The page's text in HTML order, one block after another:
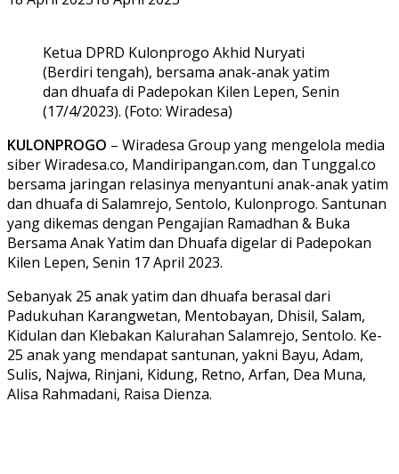
Ketua DPRD Kulonprogo Akhid Nuryati
(Berdiri tengah), bersama anak-anak yatim
dan dhuafa di Padepokan Kilen Lepen, Senin
(17/4/2023). (Foto: Wiradesa)
KULONPROGO – Wiradesa Group yang mengelola media
siber Wiradesa.co, Mandiripangan.com, dan Tunggal.co
bersama jaringan relasinya menyantuni anak-anak yatim
dan dhuafa di Salamrejo, Sentolo, Kulonprogo. Santunan
yang dikemas dengan Pengajian Ramadhan & Buka
Bersama Anak Yatim dan Dhuafa digelar di Padepokan
Kilen Lepen, Senin 17 April 2023.
Sebanyak 25 anak yatim dan dhuafa berasal dari
Padukuhan Karangwetan, Mentobayan, Dhisil, Salam,
Kidulan dan Klebakan Kalurahan Salamrejo, Sentolo. Ke-
25 anak yang mendapat santunan, yakni Bayu, Adam,
Sulis, Najwa, Rinjani, Kidung, Retno, Arfan, Dea Muna,
Alisa Rahmadani, Raisa Dienza.